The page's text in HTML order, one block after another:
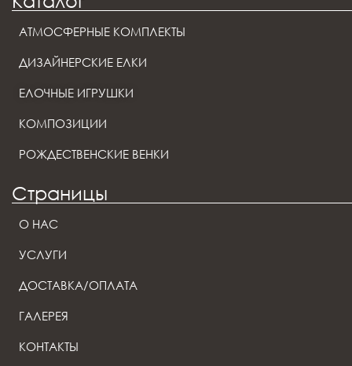
АТМОСФЕРНЫЕ КОМПЛЕКТЫ
ДИЗАЙНЕРСКИЕ ЕЛКИ
ЕЛОЧНЫЕ ИГРУШКИ
КОМПОЗИЦИИ
РОЖДЕСТВЕНСКИЕ ВЕНКИ
Страницы
О НАС
УСЛУГИ
ДОСТАВКА/ОПЛАТА
ГАЛЕРЕЯ
КОНТАКТЫ